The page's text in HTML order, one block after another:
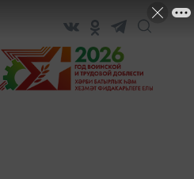
Реклама Онлайн